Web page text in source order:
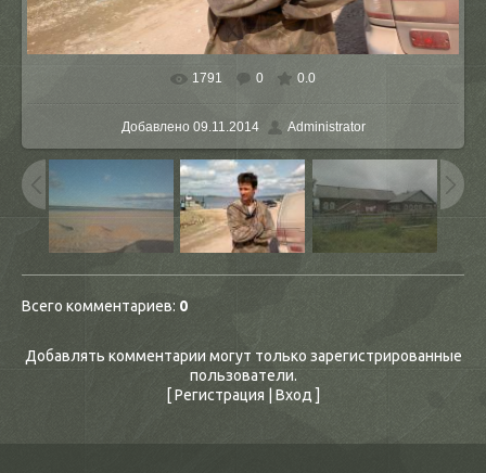
В реальном размере 1280x960
1791 0 0.0
Добавлено 09.11.2014 Administrator
Всего комментариев: 0
Добавлять комментарии могут только зарегистрированные
пользователи.
[Регистрация Вход ]